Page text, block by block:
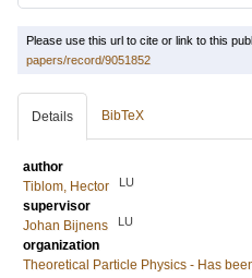
Please use this url to cite or link to this
papers/record/9051852
Details BibTeX
author
Tiblom, Hector
LU
supervisor
Johan Bijnens
LU
organization
Theoretical Particle Physics - Has